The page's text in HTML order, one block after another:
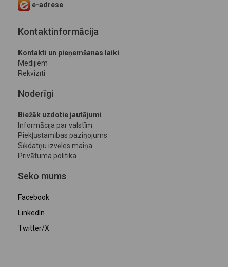
e-adrese
Kontaktinformācija
Kontakti un pieņemšanas laiki
Medijiem
Rekvizīti
Noderīgi
Biežāk uzdotie jautājumi
Informācija par valstīm
Piekļūstamības paziņojums
Sīkdatņu izvēles maiņa
Privātuma politika
Seko mums
Facebook
LinkedIn
Twitter/X